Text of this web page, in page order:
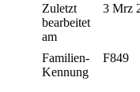
Zuletzt
bearbeitet
am
3 Mrz
Familien-
Kennung
F849